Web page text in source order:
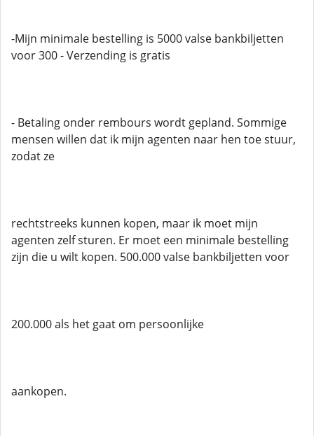
-Mijn minimale bestelling is 5000 valse bankbiljetten
voor 300 - Verzending is gratis
- Betaling onder rembours wordt gepland. Sommige
mensen willen dat ik mijn agenten naar hen toe stuur,
zodat ze
rechtstreeks kunnen kopen, maar ik moet mijn
agenten zelf sturen. Er moet een minimale bestelling
zijn die u wilt kopen. 500.000 valse bankbiljetten voor
200.000 als het gaat om persoonlijke
aankopen.